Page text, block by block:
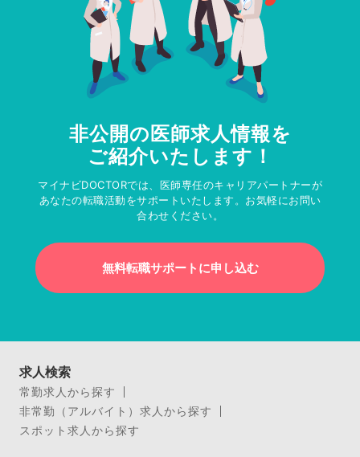
非公開の医師求人情報を
ご紹介いたします！
マイナビDOCTORでは、医師専任のキャリアパートナーが
あなたの転職活動をサポートいたします。お気軽にお問い
合わせください。
無料転職サポートに申し込む
求人検索
常勤求人から探す
非常勤（アルバイト）求人から探す
スポット求人から探す